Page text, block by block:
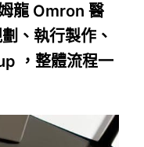
龍 Omron 醫
、執行製作、
，整體流程一